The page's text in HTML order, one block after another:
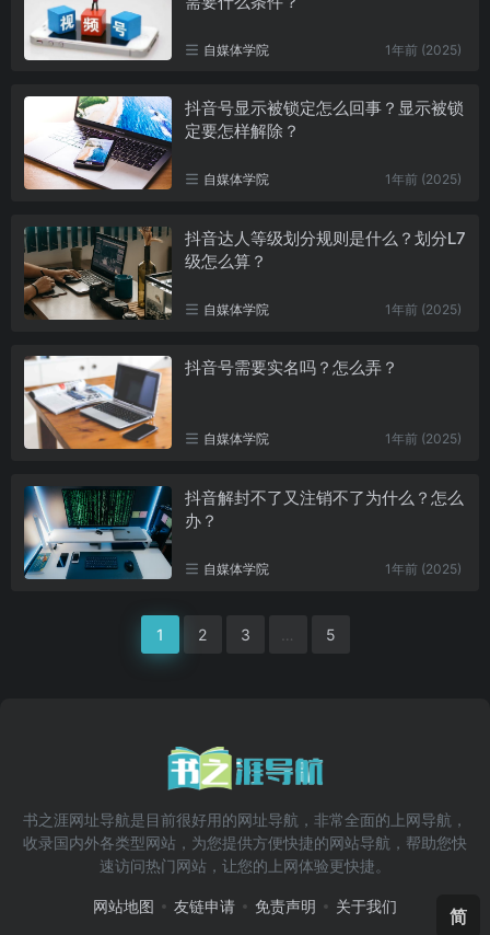
自媒体学院 1年前 (2025)
抖音号显示被锁定怎么回事？显示被锁
定要怎样解除？
自媒体学院 1年前 (2025)
抖音达人等级划分规则是什么？划分L7
级怎么算？
自媒体学院 1年前 (2025)
抖音号需要实名吗？怎么弄？
自媒体学院 1年前 (2025)
抖音解封不了又注销不了为什么？怎么
办？
自媒体学院 1年前 (2025)
1 2 3 5
书之涯网址导航是目前很好用的网址导航，非常全面的上网导航，
收录国内外各类型网站，为您提供方便快捷的网站导航，帮助您快
速访问热门网站，让您的上网体验更快捷。
网站地图 友链申请 免责声明 关于我们 简